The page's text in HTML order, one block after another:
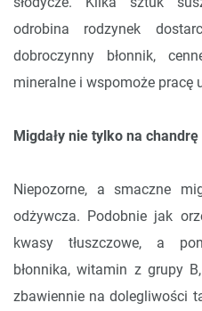
odrobina rodzynek
dobroczynny błonnik,
mineralne i wspomoże pracę
Migdały nie tylko na chandrę
Niepozorne, a smaczne
odżywcza. Podobnie jak
kwasy tłuszczowe, a
błonnika, witamin z grupy
zbawiennie na dolegliwości